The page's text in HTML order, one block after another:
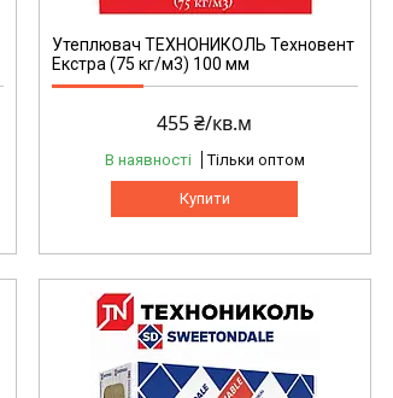
Утеплювач ТЕХНОНИКОЛЬ Техновент
Екстра (75 кг/м3) 100 мм
455 ₴/кв.м
В наявності Тільки оптом
Купити